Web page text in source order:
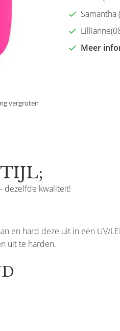
vergroten
Meer
dezelfde kwaliteit!
en hard deze uit in een UV/
uit te harden.